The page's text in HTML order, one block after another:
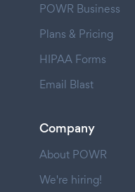
POWR Business
Plans & Pricing
HIPAA Forms
Email Blast
Company
About POWR
We're hiring!